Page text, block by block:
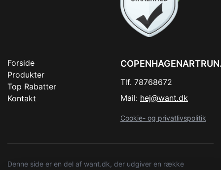
Forside
Produkter
Top Rabatter
Kontakt
Tlf. 78768672
Mail: hej@want.dk
Cookie- og privatlivspolitik
Denne side er en del af want.dk, der udgiver en række